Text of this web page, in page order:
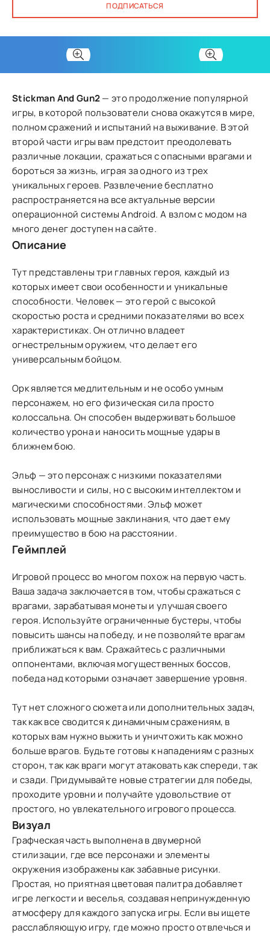
ПОДПИСАТЬСЯ
Stickman And Gun2— это продолжение популярной
игры, в которой пользователи снова окажутся в мире,
полном сражений и испытаний на выживание. В этой
второй части игры вам предстоит преодолевать
различные локации, сражаться с опасными врагами и
бороться за жизнь, играя за одного из трех
уникальных героев. Развлечение бесплатно
распространяется на все актуальные версии
операционной системы Аndroid. А взлом с модом на
много денег доступен на сайте.
Описание
Тут представлены три главных героя, каждый из
которых имеет свои особенности и уникальные
способности. Человек — это герой с высокой
скоростью роста и средними показателями во всех
характеристиках. Он отлично владеет
огнестрельным оружием, что делает его
универсальным бойцом.
Орк является медлительным и не особо умным
персонажем, но его физическая сила просто
колоссальна. Он способен выдерживать большое
количество урона и наносить мощные удары в
ближнем бою.
Эльф — это персонаж с низкими показателями
выносливости и силы, но с высоким интеллектом и
магическими способностями. Эльф может
использовать мощные заклинания, что дает ему
преимущество в бою на расстоянии.
Геймплей
Игровой процесс во многом похож на первую часть.
Ваша задача заключается в том, чтобы сражаться с
врагами, зарабатывая монеты и улучшая своего
героя. Используйте ограниченные бустеры, чтобы
повысить шансы на победу, и не позволяйте врагам
приближаться к вам. Сражайтесь с различными
оппонентами, включая могущественных боссов,
победа над которыми означает завершение уровня.
Тут нет сложного сюжета или дополнительных задач,
так как все сводится к динамичным сражениям, в
которых вам нужно выжить и уничтожить как можно
больше врагов. Будьте готовы к нападениям с разных
сторон, так как враги могут атаковать как спереди, так
и сзади. Придумывайте новые стратегии для победы,
проходите уровни и получайте удовольствие от
простого, но увлекательного игрового процесса.
Визуал
Графческая часть выполнена в двумерной
стилизации, где все персонажи и элементы
окружения изображены как забавные рисунки.
Простая, но приятная цветовая палитра добавляет
игре легкости и веселья, создавая непринужденную
атмосферу для каждого запуска игры. Если вы ищете
расслабляющую игру, где можно просто отвлечься и